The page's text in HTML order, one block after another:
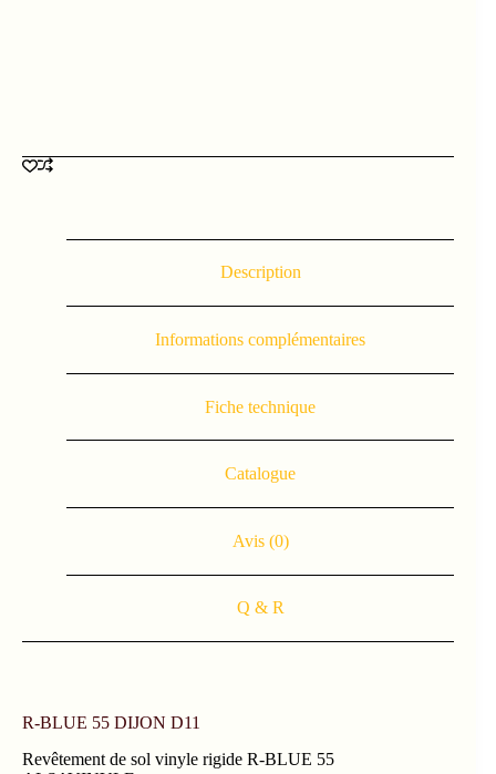
Description
Informations complémentaires
Fiche technique
Catalogue
Avis (0)
Q & R
R-BLUE 55 DIJON D11
Revêtement de sol vinyle rigide R-BLUE 55